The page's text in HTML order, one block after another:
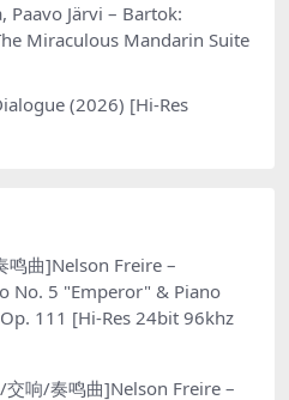
Paavo Järvi – Bartok:
Miraculous Mandarin Suite
(2026) [Hi-Res
鸣曲]Nelson Freire –
No. 5 "Emperor" & Piano
111 [Hi-Res 24bit 96khz
交响/奏鸣曲]Nelson Freire –